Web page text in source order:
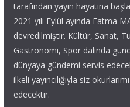
tarafından yayın hayatına
2021 yılı Eylül ayında Fatma
devredilmiştir. Kültür, Sanat,
Gastronomi, Spor dalında
dünyaya gündemi servis
ilkeli yayıncılığıyla siz
edecektir.